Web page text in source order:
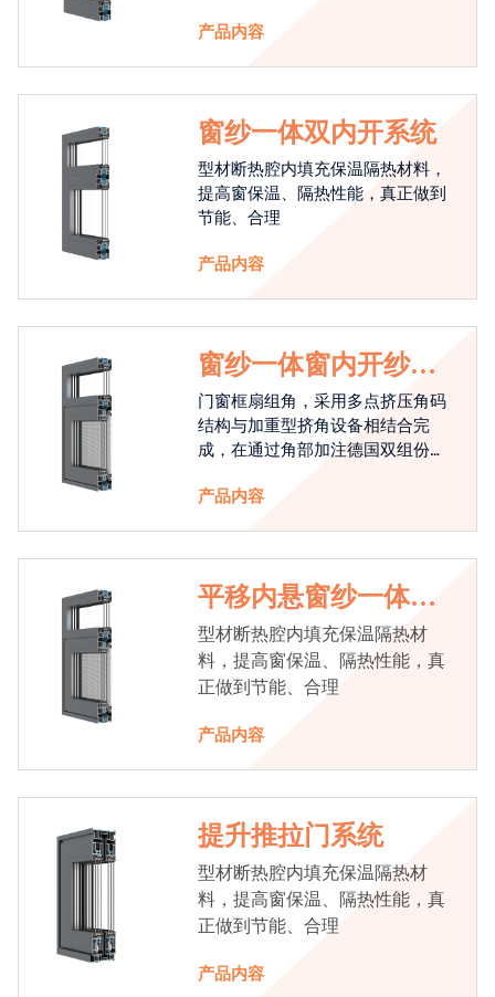
产品内容
窗纱一体双内开系统
型材断热腔内填充保温隔热材料，
提高窗保温、隔热性能，真正做到
节能、合理
产品内容
窗纱一体窗内开纱外
开系统
门窗框扇组角，采用多点挤压角码
结构与加重型挤角设备相结合完
成，在通过角部加注德国双组份胶
强度，促使窗使用寿命提升5-10
产品内容
平移内悬窗纱一体系
统
型材断热腔内填充保温隔热材
料，提高窗保温、隔热性能，真
正做到节能、合理
产品内容
提升推拉门系统
型材断热腔内填充保温隔热材
料，提高窗保温、隔热性能，真
正做到节能、合理
产品内容